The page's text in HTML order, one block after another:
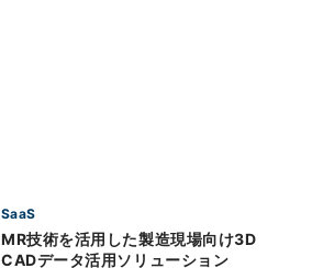
SaaS
MR技術を活用した製造現場向け3D
CADデータ活用ソリューション